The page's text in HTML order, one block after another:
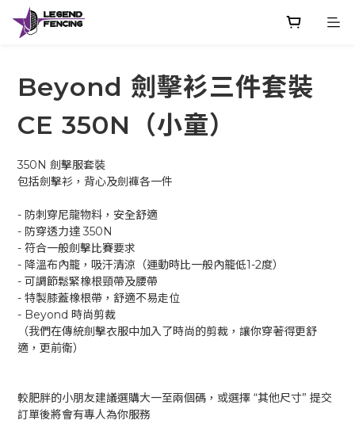
Beyond 劍擊衫三件套裝
CE 350N（小童）
350N 劍擊服套裝
包括劍擊衫，背心及劍褲各一件
- 防刺穿尼龍物料，安全舒適
- 防穿透力達 350N
- 符合一般劍擊比賽要求
- 降溫布內籠，吸汗清涼（運動時比一般內籠低1-2度）
- 可調節鬆緊橡根頸帶及腰帶
- 特製膝蓋橡根帶，舒適不易走位
- Beyond 時尚剪裁
（我們在傳統劍擊衣服中加入了時尚的剪裁，讓你穿著得更舒
適，更前衛）
較肥胖的小朋友建議選購大一至兩個碼，或選擇 “其他尺寸” 提交
訂單後將會有專人為你服務